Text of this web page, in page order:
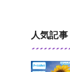
人気記事